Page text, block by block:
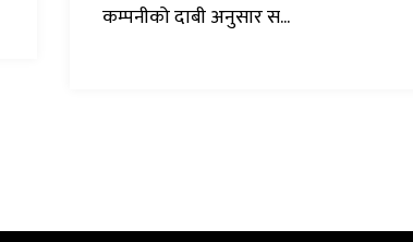
कम्पनीको दाबी अनुसार स...